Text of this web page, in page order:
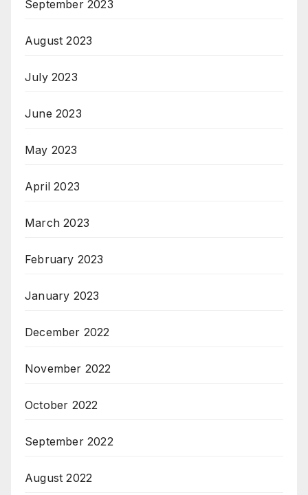
September 2023
August 2023
July 2023
June 2023
May 2023
April 2023
March 2023
February 2023
January 2023
December 2022
November 2022
October 2022
September 2022
August 2022